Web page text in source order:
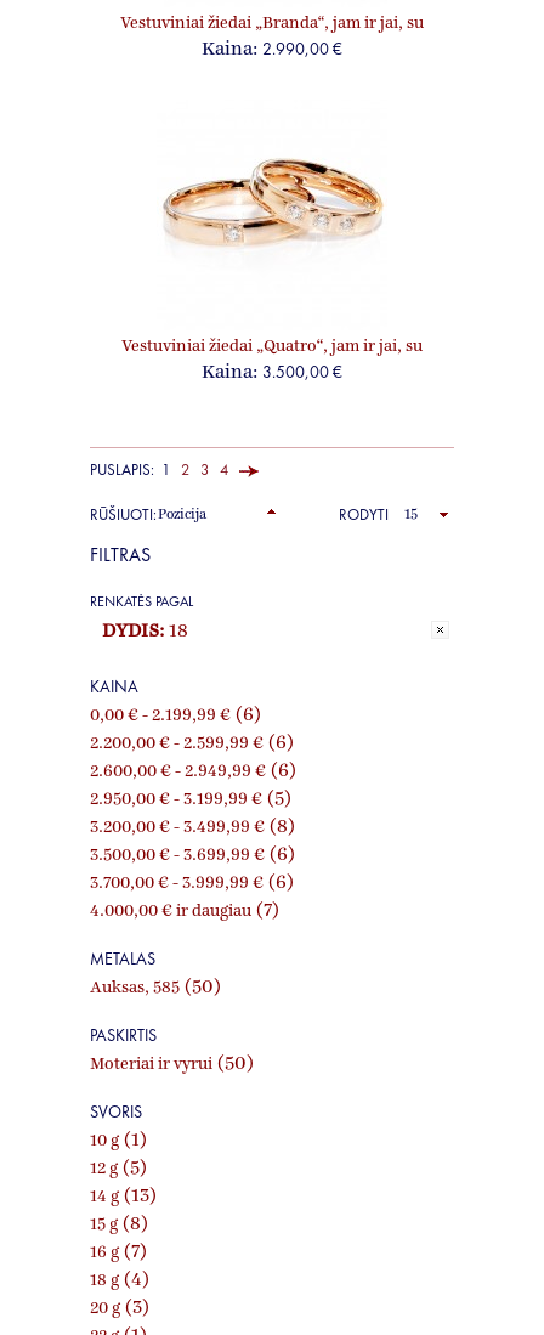
Vestuviniai žiedai „Branda“, jam ir jai, su
briliantais
Kaina: 2.990,00 €
Vestuviniai žiedai „Quatro“, jam ir jai, su
briliantais
Kaina: 3.500,00 €
PUSLAPIS: 1 2 3 4
RŪŠIUOTI: RODYTI
FILTRAS
RENKATĖS PAGAL
DYDIS: 18
KAINA
0,00 € - 2.199,99 € (6)
2.200,00 € - 2.599,99 € (6)
2.600,00 € - 2.949,99 € (6)
2.950,00 € - 3.199,99 € (5)
3.200,00 € - 3.499,99 € (8)
3.500,00 € - 3.699,99 € (6)
3.700,00 € - 3.999,99 € (6)
4.000,00 € ir daugiau (7)
METALAS
Auksas, 585 (50)
PASKIRTIS
Moteriai ir vyrui (50)
SVORIS
10 g (1)
12 g (5)
14 g (13)
15 g (8)
16 g (7)
18 g (4)
20 g (3)